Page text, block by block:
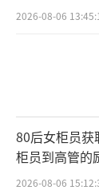
2026-08-06
80后女柜员获
柜员到高管的
2026-08-06